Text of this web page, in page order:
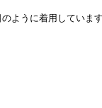
ように着用していま